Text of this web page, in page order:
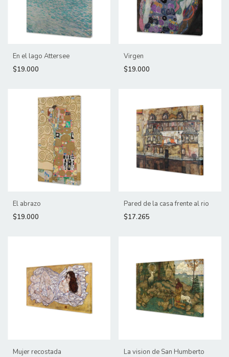
En el lago Attersee
$19.000
Virgen
$19.000
El abrazo
$19.000
Pared de la casa frente al rio
$17.265
Mujer recostada
La vision de San Humberto